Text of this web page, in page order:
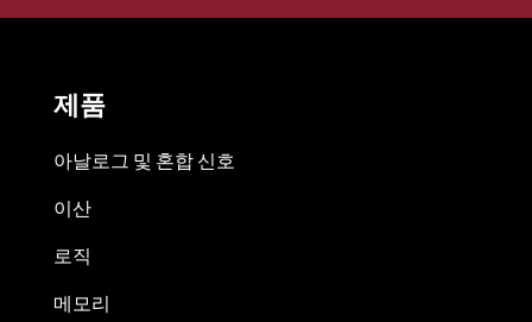
제품
아날로그 및 혼합 신호
이산
로직
메모리